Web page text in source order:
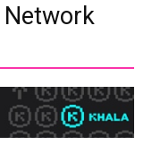
Network